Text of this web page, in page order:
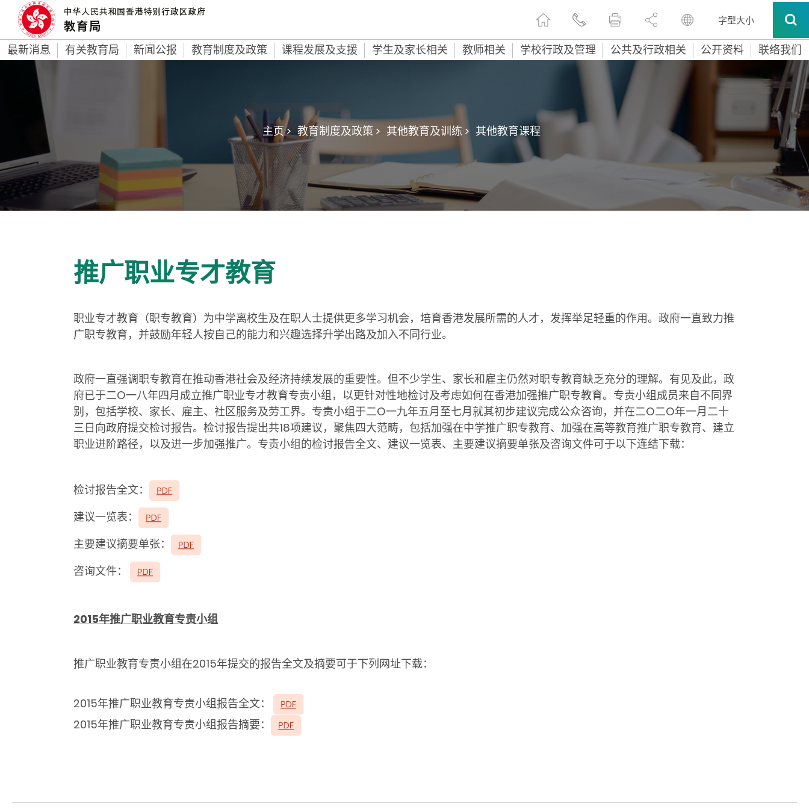
字型大小
最新消息 有关教育局 新闻公报 教育制度及政策 课程发展及支援 学生及家长相关 教师相关 学校行政及管理 公共及行政相关 公开资料 联络我们
主页 > 教育制度及政策 > 其他教育及训练 > 其他教育课程
推广职业专才教育
职业专才教育（职专教育）为中学离校生及在职人士提供更多学习机会，培育香港发展所需的人才，发挥举足轻重的作用。政府一直致力推
广职专教育，并鼓励年轻人按自己的能力和兴趣选择升学出路及加入不同行业。
政府一直强调职专教育在推动香港社会及经济持续发展的重要性。但不少学生、家长和雇主仍然对职专教育缺乏充分的理解。有见及此，政
府已于二O一八年四月成立推广职业专才教育专责小组，以更针对性地检讨及考虑如何在香港加强推广职专教育。专责小组成员来自不同界
别，包括学校、家长、雇主、社区服务及劳工界。专责小组于二O一九年五月至七月就其初步建议完成公众咨询，并在二O二O年一月二十
三日向政府提交检讨报告。检讨报告提出共18项建议，聚焦四大范畴，包括加强在中学推广职专教育、加强在高等教育推广职专教育、建立
职业进阶路径，以及进一步加强推广。专责小组的检讨报告全文、建议一览表、主要建议摘要单张及咨询文件可于以下连结下载：
检讨报告全文：
建议一览表：
主要建议摘要单张：
咨询文件：
2015年推广职业教育专责小组
推广职业教育专责小组在2015年提交的报告全文及摘要可于下列网址下载：
2015年推广职业教育专责小组报告全文：
2015年推广职业教育专责小组报告摘要：